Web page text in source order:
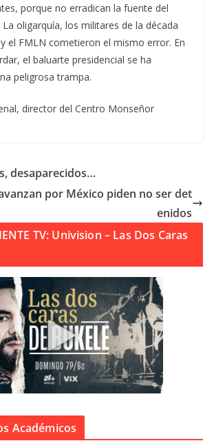
porque no erradican la fuente del
oligarquía, los militares de la década
el FMLN cometieron el mismo error. En
el baluarte presidencial se ha
peligrosa trampa.
director del Centro Monseñor
desaparecidos…
por México piden no ser det
enidos
TV: Univision – Las Dos Caras
Académicos